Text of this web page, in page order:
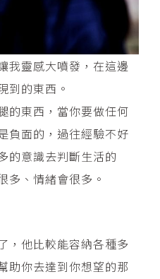
我靈感大噴發，在這邊
到的東西。
的東西，當你要做任何
負面的，過往經驗不好
的意識去判斷生活的
多、情緒會很多。
，他比較能容納各種多
助你去達到你想望的那